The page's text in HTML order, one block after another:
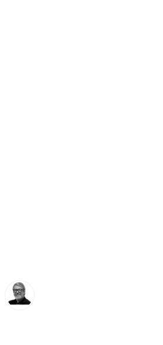
implantación de
viviendas